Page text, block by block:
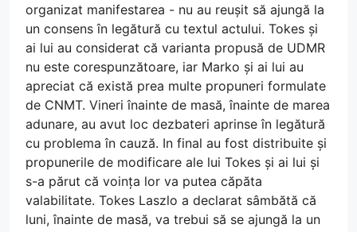
organizat manifestarea - nu au reușit să ajungă la
un consens în legătură cu textul actului. Tokes și
ai lui au considerat că varianta propusă de UDMR
nu este corespunzătoare, iar Marko și ai lui au
apreciat că există prea multe propuneri formulate
de CNMT. Vineri înainte de masă, înainte de marea
adunare, au avut loc dezbateri aprinse în legătură
cu problema în cauză. In final au fost distribuite și
propunerile de modificare ale lui Tokes și ai lui și
s-a părut că voința lor va putea căpăta
valabilitate. Tokes Laszlo a declarat sâmbătă că
luni, înainte de masă, va trebui să se ajungă la un